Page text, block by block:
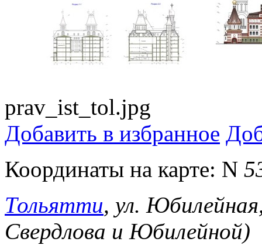
prav_ist_tol.jpg
Добавить в избранное
Координаты на карте: N
Тольятти, ул.
Свердлова и Юбилейной)